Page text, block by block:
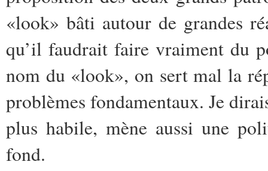
«look» bâti autour de grandes
qu’il faudrait faire vraiment du
nom du «look», on sert mal la
problèmes fondamentaux. Je
plus habile, mène aussi une
fond.